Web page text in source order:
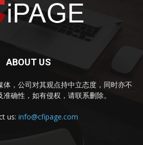
ABOUT US
体，公司对其观点持中立态度，同时亦不
确性，如有侵权，请联系删除。
us: info@cfipage.com